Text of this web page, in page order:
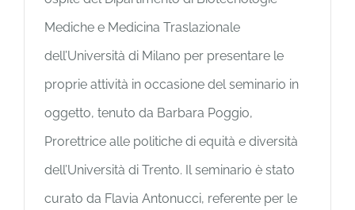
Mediche e Medicina Traslazionale
dell’Università di Milano per presentare le
proprie attività in occasione del seminario in
oggetto, tenuto da Barbara Poggio,
Prorettrice alle politiche di equità e diversità
dell’Università di Trento. Il seminario è stato
curato da Flavia Antonucci, referente per le